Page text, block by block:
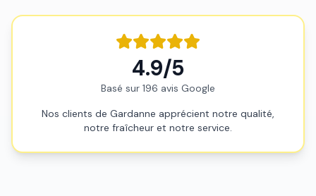
4.9/5
Basé sur 196 avis Google
Nos clients de Gardanne apprécient notre qualité,
notre fraîcheur et notre service.